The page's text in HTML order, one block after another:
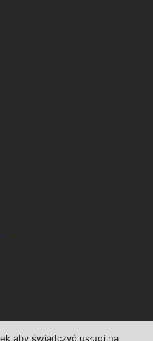
aby świadczyć usługi na